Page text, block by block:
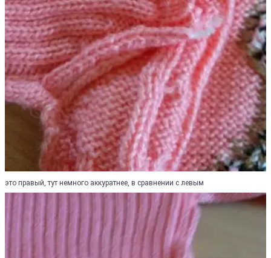
это правый, тут немного аккуратнее, в сравнении с левым